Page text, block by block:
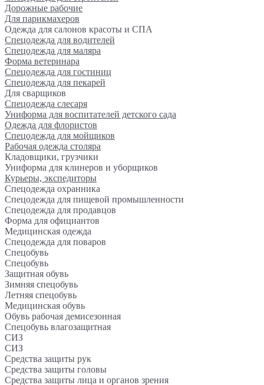
Дорожные рабочие
Для парикмахеров
Одежда для салонов красоты и СПА
Спецодежда для водителей
Спецодежда для маляра
Форма ветеринара
Спецодежда для гостиниц
Спецодежда для пекарей
Для сварщиков
Спецодежда слесаря
Униформа для воспитателей детского сада
Одежда для флористов
Спецодежда для мойщиков
Рабочая одежда столяра
Кладовщики, грузчики
Униформа для клинеров и уборщиков
Курьеры, экспедиторы
Спецодежда охранника
Спецодежда для пищевой промышленности
Спецодежда для продавцов
Форма для официантов
Медицинская одежда
Спецодежда для поваров
Спецобувь
Спецобувь
Защитная обувь
Зимняя спецобувь
Летняя спецобувь
Медицинская обувь
Обувь рабочая демисезонная
Спецобувь влагозащитная
СИЗ
СИЗ
Средства защиты рук
Средства защиты головы
Средства защиты лица и органов зрения